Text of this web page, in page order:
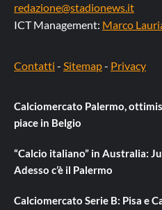
redazione@stadionews.it
ICT Management: Marco
Contatti - Sitemap- Privacy
Calciomercato Palermo,
piace in Belgio
“Calcio italiano” in Australia:
Adesso c’è il Palermo
Calciomercato Serie B: Pisa e